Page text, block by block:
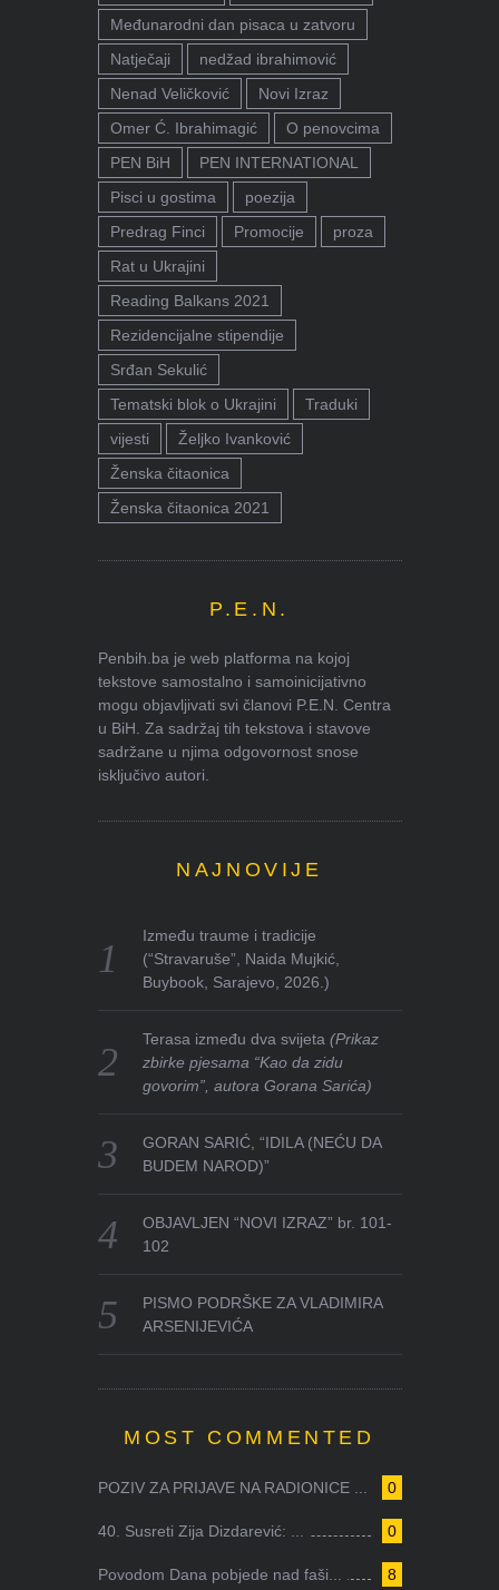
Međunarodni dan pisaca u zatvoru
Natječaji
nedžad ibrahimović
Nenad Veličković
Novi Izraz
Omer Ć. Ibrahimagić
O penovcima
PEN BiH
PEN INTERNATIONAL
Pisci u gostima
poezija
Predrag Finci
Promocije
proza
Rat u Ukrajini
Reading Balkans 2021
Rezidencijalne stipendije
Srđan Sekulić
Tematski blok o Ukrajini
Traduki
vijesti
Željko Ivanković
Ženska čitaonica
Ženska čitaonica 2021
P.E.N.
Penbih.ba je web platforma na kojoj
tekstove samostalno i samoinicijativno
mogu objavljivati svi članovi P.E.N. Centra
u BiH. Za sadržaj tih tekstova i stavove
sadržane u njima odgovornost snose
isključivo autori.
NAJNOVIJE
Između traume i tradicije
(“Stravaruše”, Naida Mujkić,
Buybook, Sarajevo, 2026.)
Terasa između dva svijeta(Prikaz
zbirke pjesama “Kao da zidu
govorim”, autora Gorana Sarića)
GORAN SARIĆ, “IDILA (NEĆU DA
BUDEM NAROD)”
OBJAVLJEN “NOVI IZRAZ” br. 101-
102
PISMO PODRŠKE ZA VLADIMIRA
ARSENIJEVIĆA
MOST COMMENTED
0
POZIV ZA PRIJAVE NA RADIONICE ...
0
40. Susreti Zija Dizdarević: ...
8
Povodom Dana pobjede nad faši...